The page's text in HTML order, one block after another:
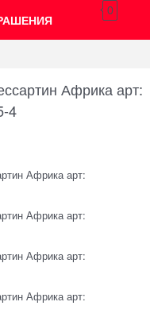
0
Африка арт:
4